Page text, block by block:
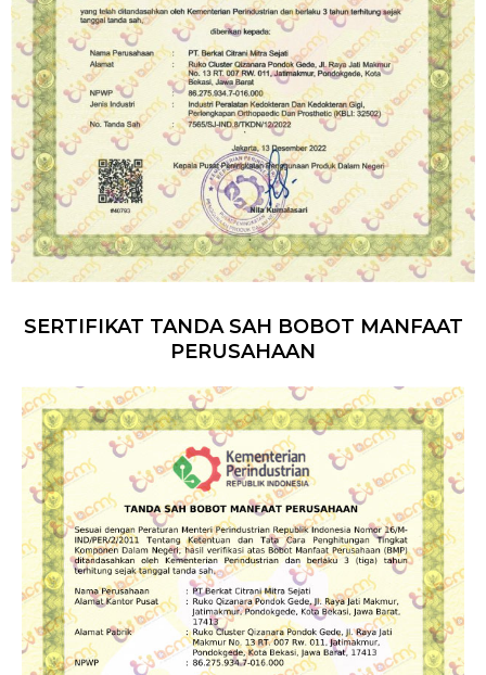
SERTIFIKAT TANDA SAH BOBOT MANFAAT
PERUSAHAAN